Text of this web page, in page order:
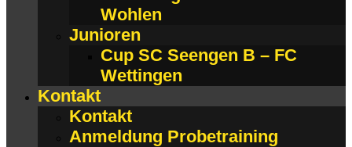
Wohlen
Junioren
Cup SC Seengen B – FC
Wettingen
Kontakt
Kontakt
Anmeldung Probetraining